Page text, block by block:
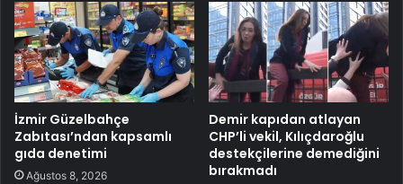
İzmir Güzelbahçe
Zabıtası’ndan kapsamlı
gıda denetimi
Ağustos 8, 2026
Demir kapıdan atlayan
CHP’li vekil, Kılıçdaroğlu
destekçilerine demediğini
bırakmadı